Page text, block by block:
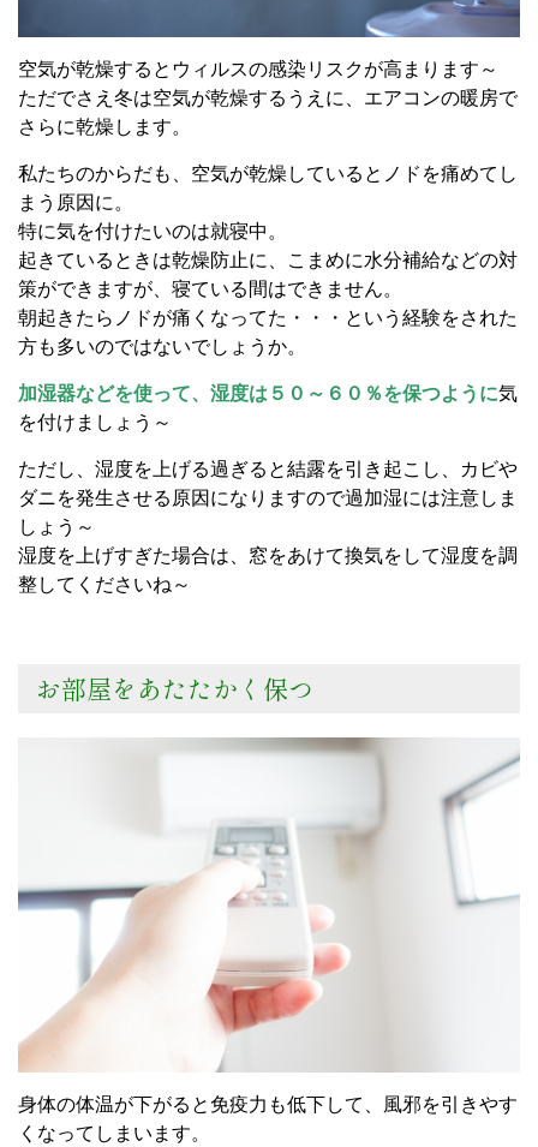
空気が乾燥するとウィルスの感染リスクが高まります～
ただでさえ冬は空気が乾燥するうえに、エアコンの暖房で
さらに乾燥します。
私たちのからだも、空気が乾燥しているとノドを痛めてし
まう原因に。
特に気を付けたいのは就寝中。
起きているときは乾燥防止に、こまめに水分補給などの対
策ができますが、寝ている間はできません。
朝起きたらノドが痛くなってた・・・という経験をされた
方も多いのではないでしょうか。
加湿器などを使って、湿度は５０～６０％を保つように気
を付けましょう～
ただし、湿度を上げる過ぎると結露を引き起こし、カビや
ダニを発生させる原因になりますので過加湿には注意しま
しょう～
湿度を上げすぎた場合は、窓をあけて換気をして湿度を調
整してくださいね～
お部屋をあたたかく保つ
身体の体温が下がると免疫力も低下して、風邪を引きやす
くなってしまいます。